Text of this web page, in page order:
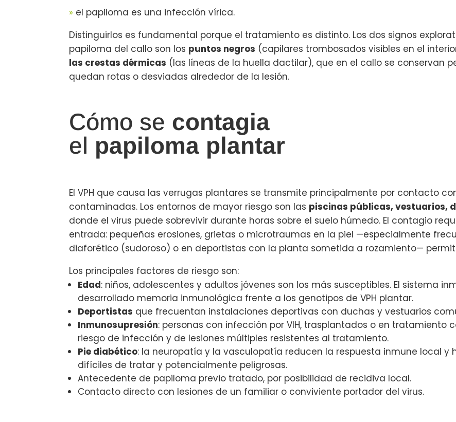
» el papiloma es una infección vírica.
Distinguirlos es fundamental porque el tratamiento es distinto. Los dos signos
papiloma del callo son los puntos negros (capilares trombosados visibles en el
las crestas dérmicas (las líneas de la huella dactilar), que en el callo se conservan
quedan rotas o desviadas alrededor de la lesión.
Cómo se contagia
el papiloma plantar
El VPH que causa las verrugas plantares se transmite principalmente por contacto
contaminadas. Los entornos de mayor riesgo son las piscinas públicas, vestuarios,
donde el virus puede sobrevivir durante horas sobre el suelo húmedo. El contagio
entrada: pequeñas erosiones, grietas o microtraumas en la piel —especialmente
diaforético (sudoroso) o en deportistas con la planta sometida a rozamiento—
Los principales factores de riesgo son:
Edad: niños, adolescentes y adultos jóvenes son los más susceptibles. El sistema
desarrollado memoria inmunológica frente a los genotipos de VPH plantar.
Deportistas que frecuentan instalaciones deportivas con duchas y vestuarios
Inmunosupresión: personas con infección por VIH, trasplantados o en tratamiento
riesgo de infección y de lesiones múltiples resistentes al tratamiento.
Pie diabético: la neuropatía y la vasculopatía reducen la respuesta inmune local y
difíciles de tratar y potencialmente peligrosas.
Antecedente de papiloma previo tratado, por posibilidad de recidiva local.
Contacto directo con lesiones de un familiar o conviviente portador del virus.